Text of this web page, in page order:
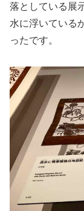
落としている展
水に浮いている
ったです。